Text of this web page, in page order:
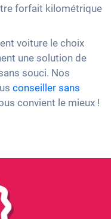
forfait kilométrique
voiture le choix
une solution de
souci. Nos
conseiller sans
convient le mieux !